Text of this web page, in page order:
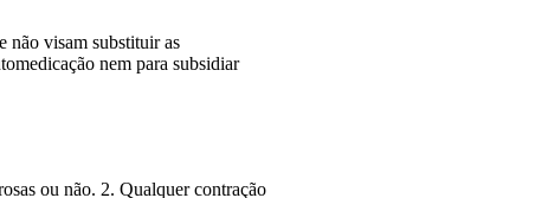
não visam substituir as
nem para subsidiar
ou não. 2. Qualquer contração